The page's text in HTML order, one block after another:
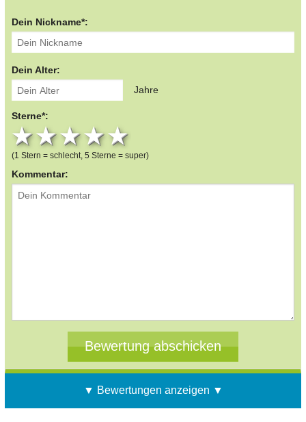
Dein Nickname*:
Dein Alter:
Jahre
Sterne*:
4 stars
3 stars
2 stars
1 star
(1 Stern = schlecht, 5 Sterne = super)
Kommentar:
▼ Bewertungen anzeigen ▼